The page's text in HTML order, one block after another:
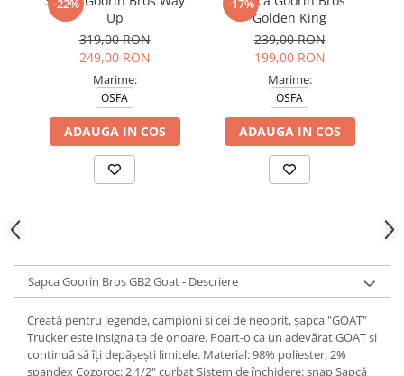
-22%
Up
319,00 RON
249,00 RON
Marime:
OSFA
ADAUGA IN COS
-17%
Golden King
239,00 RON
199,00 RON
Marime:
OSFA
ADAUGA IN COS
Sapca Goorin Bros GB2 Goat - Descriere
Creată pentru legende, campioni și cei de neoprit, șapca "GOAT"
Trucker este insigna ta de onoare. Poart-o ca un adevărat GOAT și
continuă să îți depășești limitele. Material: 98% poliester, 2%
spandex Cozoroc: 2 1/2" curbat Sistem de închidere: snap Șapcă